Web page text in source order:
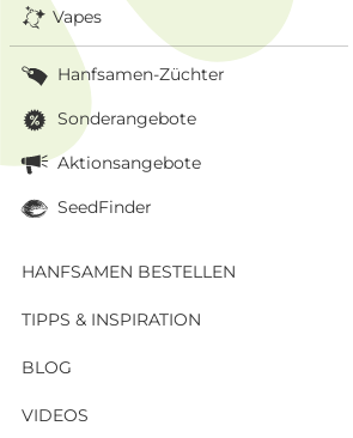
Vapes
Hanfsamen-Züchter
Sonderangebote
Aktionsangebote
SeedFinder
HANFSAMEN BESTELLEN
TIPPS & INSPIRATION
BLOG
VIDEOS